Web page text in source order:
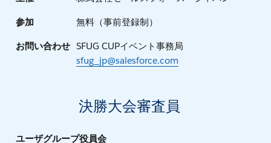
参加 無料（事前登録制）
お問い合わせ SFUG CUPイベント事務局
sfug_jp@salesforce.com
決勝大会審査員
ユーザグループ役員会